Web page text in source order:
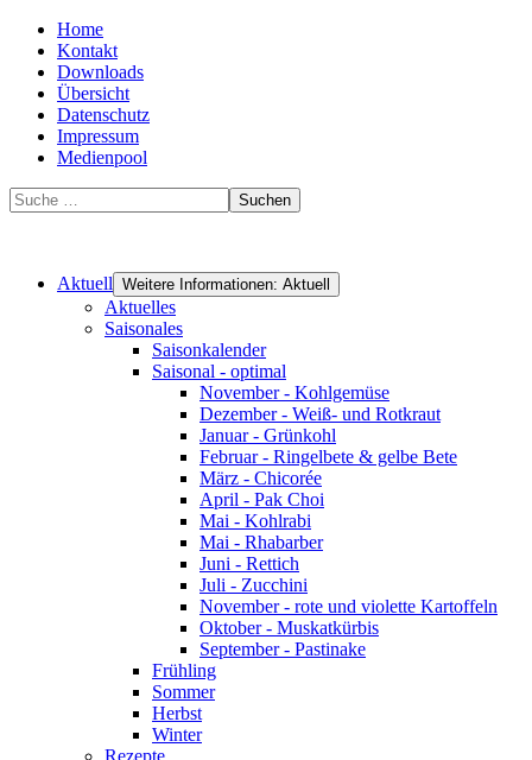
Home
Kontakt
Downloads
Übersicht
Datenschutz
Impressum
Medienpool
Suchen
Aktuell Weitere Informationen: Aktuell
Aktuelles
Saisonales
Saisonkalender
Saisonal - optimal
November - Kohlgemüse
Dezember - Weiß- und Rotkraut
Januar - Grünkohl
Februar - Ringelbete & gelbe Bete
März - Chicorée
April - Pak Choi
Mai - Kohlrabi
Mai - Rhabarber
Juni - Rettich
Juli - Zucchini
November - rote und violette Kartoffeln
Oktober - Muskatkürbis
September - Pastinake
Frühling
Sommer
Herbst
Winter
Rezepte